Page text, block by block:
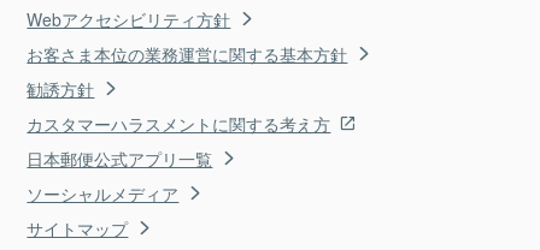
Webアクセシビリティ方針
お客さま本位の業務運営に関する基本方針
勧誘方針
カスタマーハラスメントに関する考え方
日本郵便公式アプリ一覧
ソーシャルメディア
サイトマップ